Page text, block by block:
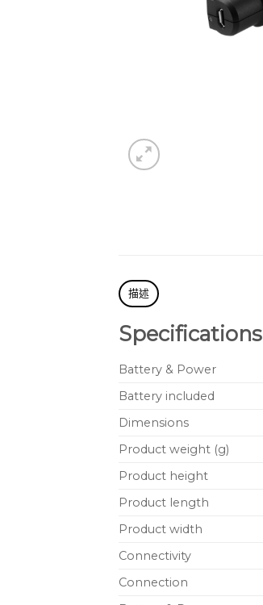
描述
Specifications
Battery & Power
Battery included
Dimensions
Product weight (g)
Product height
Product length
Product width
Connectivity
Connection